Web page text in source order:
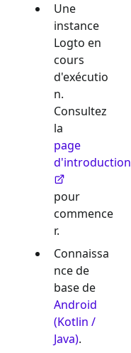
Une
instance
Logto en
cours
d'exécutio
n.
Consultez
la
page
d'introduction
pour
commence
r.
Connaissa
nce de
base de
Android
(Kotlin /
Java).